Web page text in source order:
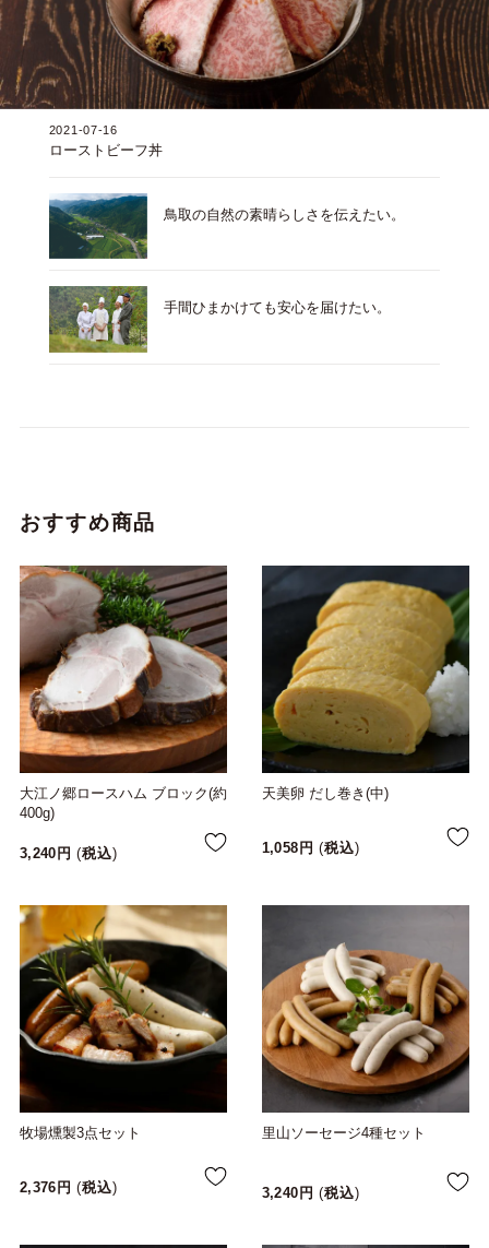
2021-07-16
ローストビーフ丼
鳥取の自然の素晴らしさを伝えたい。
手間ひまかけても安心を届けたい。
おすすめ商品
大江ノ郷ロースハム ブロック(約
400g)
3,240 税込
天美卵 だし巻き(中)
1,058 税込
牧場燻製3点セット
2,376 税込
里山ソーセージ4種セット
3,240 税込